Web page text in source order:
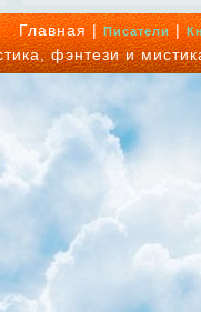
Главная |Писатели|
фэнтези и